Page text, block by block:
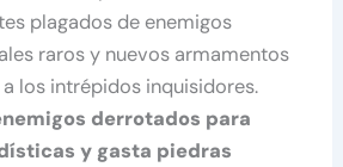
plagados de enemigos
raros y nuevos armamentos
los intrépidos inquisidores.
derrotados para
y gasta piedras